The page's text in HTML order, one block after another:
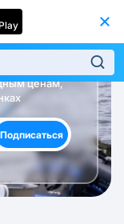
ценам,
Подписаться